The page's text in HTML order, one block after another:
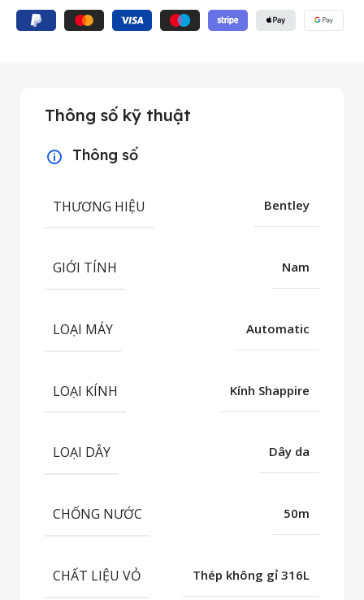
Thông số kỹ thuật
Thông số
THƯƠNG HIỆU Bentley
GIỚI TÍNH Nam
LOẠI MÁY Automatic
LOẠI KÍNH Kính Shappire
LOẠI DÂY Dây da
CHỐNG NƯỚC 50m
CHẤT LIỆU VỎ Thép không gỉ 316L